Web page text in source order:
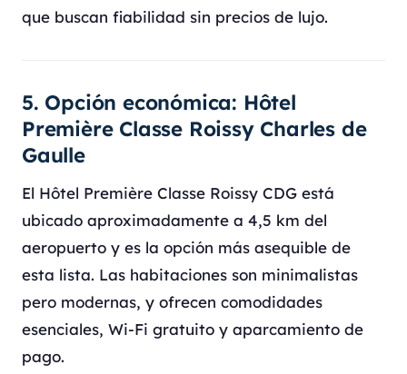
que buscan fiabilidad sin precios de lujo.
5. Opción económica: Hôtel
Première Classe Roissy Charles de
Gaulle
El Hôtel Première Classe Roissy CDG está
ubicado aproximadamente a 4,5 km del
aeropuerto y es la opción más asequible de
esta lista. Las habitaciones son minimalistas
pero modernas, y ofrecen comodidades
esenciales, Wi-Fi gratuito y aparcamiento de
pago.